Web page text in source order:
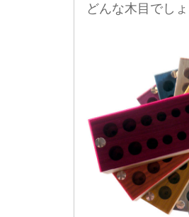
どんな木目でしょ